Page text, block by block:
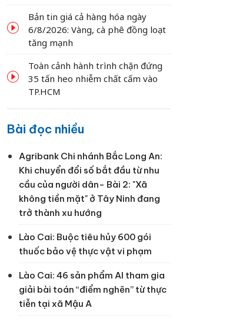
Bản tin giá cả hàng hóa ngày
6/8/2026: Vàng, cà phê đồng loạt
tăng mạnh
Toàn cảnh hành trình chặn đứng
35 tấn heo nhiễm chất cấm vào
TP.HCM
Bài đọc nhiều
Agribank Chi nhánh Bắc Long An:
Khi chuyển đổi số bắt đầu từ nhu
cầu của người dân- Bài 2: "Xã
không tiền mặt" ở Tây Ninh đang
trở thành xu hướng
Lào Cai: Buộc tiêu hủy 600 gói
thuốc bảo vệ thực vật vi phạm
Lào Cai: 46 sản phẩm AI tham gia
giải bài toán “điểm nghẽn” từ thực
tiễn tại xã Mậu A